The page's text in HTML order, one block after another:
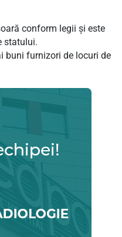
conform legii și este
statului.
buni furnizori de locuri de